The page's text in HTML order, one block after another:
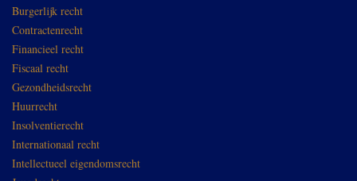
Burgerlijk recht
Contractenrecht
Financieel recht
Fiscaal recht
Gezondheidsrecht
Huurrecht
Insolventierecht
Internationaal recht
Intellectueel eigendomsrecht